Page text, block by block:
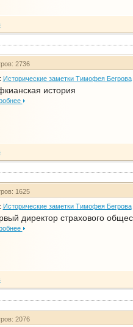
2736
Исторические заметки Тимофея Бегрова
история
1625
Исторические заметки Тимофея Бегрова
директор страхового
2076